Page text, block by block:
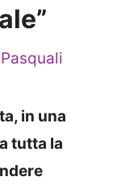
in una
tutta la